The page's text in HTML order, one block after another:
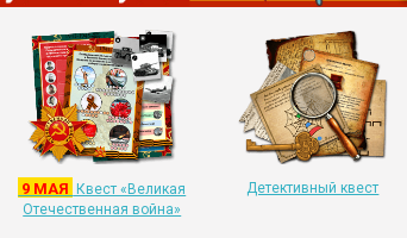
9 МАЯ
Квест «Великая
Отечественная война»
Детективный квест